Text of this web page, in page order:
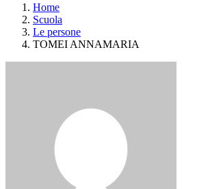
Home
Scuola
Le persone
TOMEI ANNAMARIA